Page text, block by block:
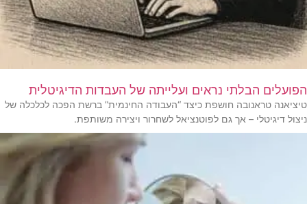
הפועלים הבלתי נראים ועלייתה של העבדות הדיגיטלית
טיציאנה טראנובה חושפת כיצד “העבודה החינמית” ברשת הפכה לכלכלה של
ניצול דיגיטלי – אך גם לפוטנציאל לשחרור ויצירה משותפת.